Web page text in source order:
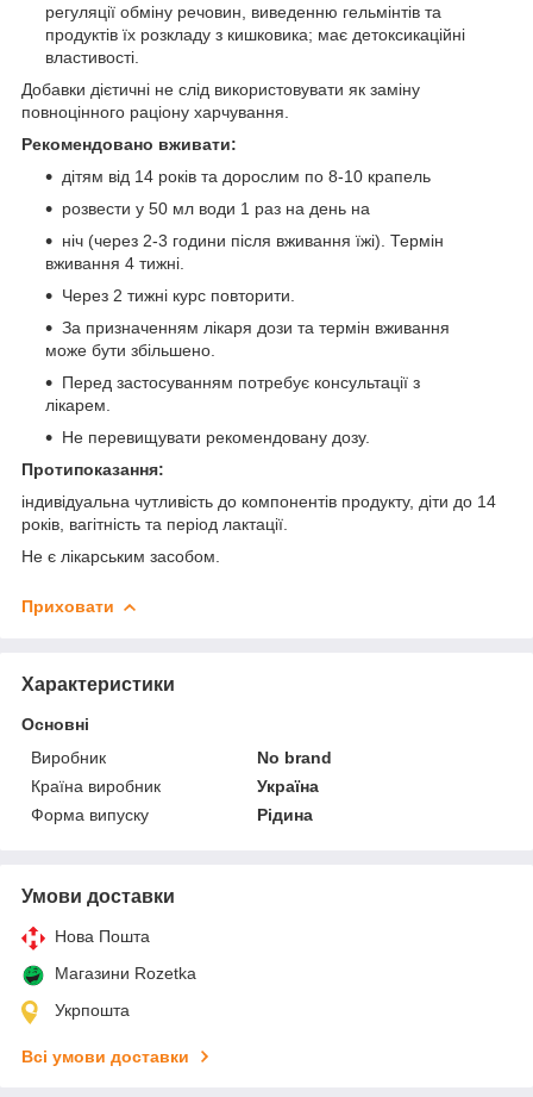
регуляції обміну речовин, виведенню гельмінтів та
продуктів їх розкладу з кишковика; має детоксикаційні
властивості.
Добавки дієтичні не слід використовувати як заміну
повноцінного раціону харчування.
Рекомендовано вживати:
дітям від 14 років та дорослим по 8-10 крапель
розвести у 50 мл води 1 раз на день на
ніч (через 2-3 години після вживання їжі). Термін
вживання 4 тижні.
Через 2 тижні курс повторити.
За призначенням лікаря дози та термін вживання
може бути збільшено.
Перед застосуванням потребує консультації з
лікарем.
Не перевищувати рекомендовану дозу.
Протипоказання:
індивідуальна чутливість до компонентів продукту, діти до 14
років, вагітність та період лактації.
Не є лікарським засобом.
Приховати
Характеристики
Основні
Виробник
No brand
Країна виробник
Україна
Форма випуску
Рідина
Умови доставки
Нова Пошта
Магазини Rozetka
Укрпошта
Всі умови доставки